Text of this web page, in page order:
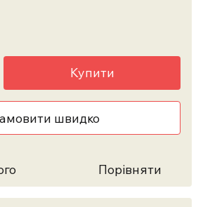
Купити
швидко
Порівняти